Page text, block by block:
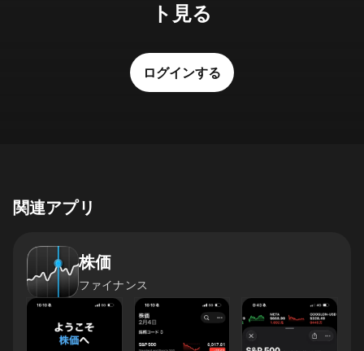
ト見る
ログインする
関連アプリ
株価
ファイナンス